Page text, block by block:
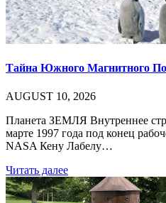
Тайна Южного Магнитного
AUGUST 10, 2026
Планета ЗЕМЛЯ Внутреннее
марте 1997 года под конец
NASA Кену Лабелу…
Читать далее